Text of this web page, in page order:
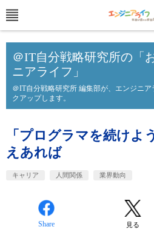
＠IT自分戦略研究所の「
ニアライフ」
＠IT自分戦略研究所 編集部が、エンジニ
クアップします。
「プログラマを続けよ
えあれば
キャリア 人間関係 業界動向
Share 見る